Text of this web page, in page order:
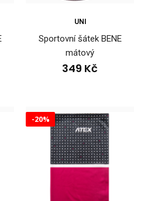
BENE béžový
béžovýSportovní šátky se staly
aktivního životníh..
UNI
Sportovní šátek BENE
mátový
349 Kč
-20%